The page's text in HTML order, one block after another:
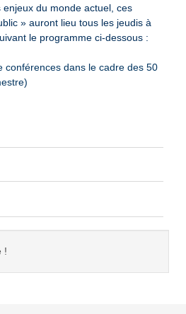
du monde actuel, ces
» auront lieu tous les jeudis à
le programme ci-dessous :
conférences dans le cadre des 50
!